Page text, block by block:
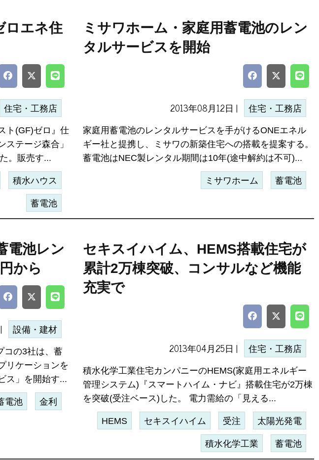
ロエネ住
住宅・工務店
ト(GF)ゼロ』仕
テージ森合」
。販売す...
積水ハウス
蓄電池
ミサワホーム・家庭用蓄電池のレン
タルサービスを開始
2013年08月12日 | 住宅・工務店
家庭用蓄電池のレンタルサービスを手がけるONEエネル
ギー社と提携し、ミサワの新築住宅への搭載を提案する。
蓄電池はNEC製レンタル期間は10年(途中解約は不可)...
ミサワホーム 蓄電池
電池レン
から
設備・建材
コの3社は、蓄
リケーションを
ス」を開始す...
電池 金利
セキスイハイム、HEMS搭載住宅が
累計2万棟突破、コンサルなど機能
充実で
2013年04月25日 | 住宅・工務店
積水化学工業住宅カンパニーのHEMS(家庭用エネルギー
管理システム)『スマートハイム・ナビ』搭載住宅が2万棟
を突破(受注ベース)した。 電力需給の「見える...
HEMS セキスイハイム 受注 太陽光発電
積水化学工業 蓄電池